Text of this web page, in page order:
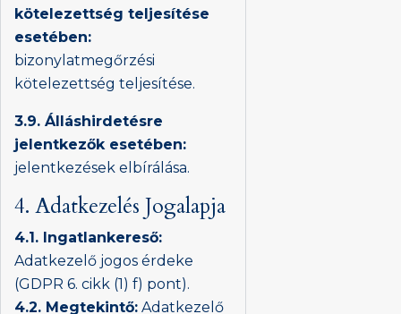
kötelezettség teljesítése
esetében:
bizonylatmegőrzési
kötelezettség teljesítése.
3.9. Álláshirdetésre
jelentkezők esetében:
jelentkezések elbírálása.
4. Adatkezelés Jogalapja
4.1. Ingatlankereső:
Adatkezelő jogos érdeke
(GDPR 6. cikk (1) f) pont).
4.2. Megtekintő: Adatkezelő